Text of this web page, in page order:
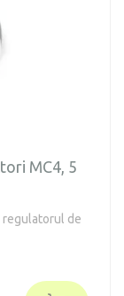
MC4, 5
regulatorul de